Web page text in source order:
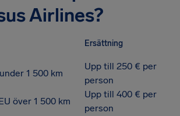
Airlines?
Ersättning
1 500 km
Upp till 250 € per
person
över 1 500 km
Upp till 400 € per
person